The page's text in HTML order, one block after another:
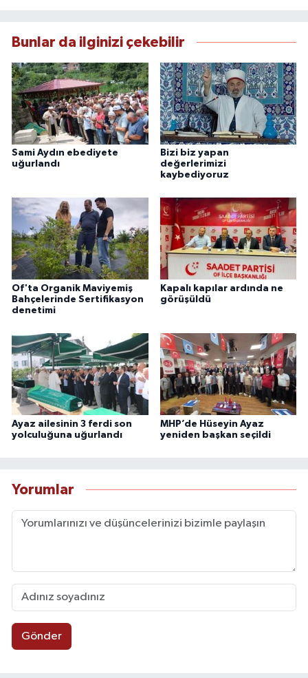
Bunlar da ilginizi çekebilir
Sami Aydın ebediyete
uğurlandı
Bizi biz yapan
değerlerimizi
kaybediyoruz
Of'ta Organik Maviyemiş
Bahçelerinde Sertifikasyon
denetimi
Kapalı kapılar ardında ne
görüşüldü
Ayaz ailesinin 3 ferdi son
yolculuğuna uğurlandı
MHP’de Hüseyin Ayaz
yeniden başkan seçildi
Yorumlar
Gönder